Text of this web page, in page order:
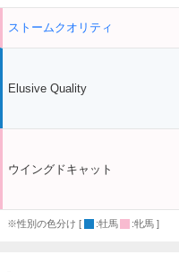
ストームクオリティ
Elusive Quality
ウイングドキャット
※性別の色分け [ :牡馬 :牝馬 ]